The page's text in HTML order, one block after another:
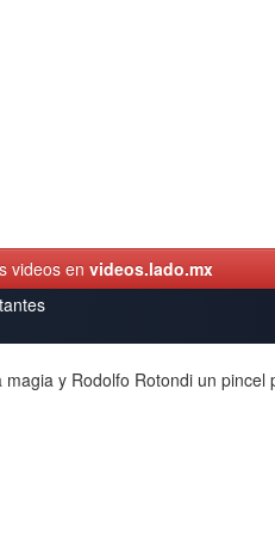
videos en videos.lado.mx
y Rodolfo Rotondi un